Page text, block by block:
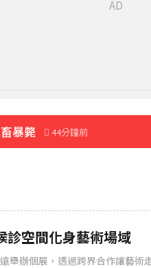
暴斃 44分鐘前
2027
診空間化身藝術場域
舉辦個展，透過跨界合作讓藝術